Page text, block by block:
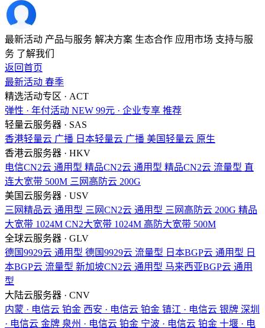
最新活动 产品与服务 解决方案 生态合作 应用市场 支持与服
务 了解我们
返回首页
最新活动 春季
精选活动专区 · ACT
弹性 · 年付活动 NEW 99元 · 企业专享 推荐
轻量云服务器 · SAS
香港轻量云 广播 日本轻量云 广播 美国轻量云 原生
香港云服务器 · HKV
电信CN2云 通用型 精品CN2云 通用型 精品CN2云 流量型 直
连大宽带 500M 三网高防云 200G
美国云服务器 · USV
三网精品云 通用型 三网CN2云 通用型 三网高防云 200G 精品
大宽带 1024M CN2大宽带 1024M 高防大宽带 500M
全球云服务器 · GLV
德国9929云 通用型 德国9929云 流量型 日本BGP云 通用型 日
本BGP云 流量型 新加坡CN2云 通用型 马来西亚BGP云 通用
型
大陆云服务器 · CNV
内蒙 · 电信云 铂金 西安 · 电信云 铂金 镇江 · 电信云 银牌 深圳
· 电信云 金牌 泉州 · 电信云 铂金 宁波 · 电信云 铂金 十堰 · 电